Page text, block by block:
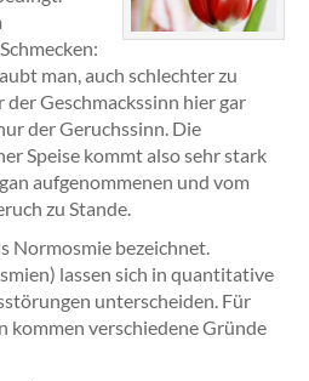
man, auch schlechter zu
der Geschmackssinn hier gar
der Geruchssinn. Die
Speise kommt also sehr stark
aufgenommenen und vom
zu Stande.
Normosmie bezeichnet.
lassen sich in quantitative
unterscheiden. Für
kommen verschiedene Gründe